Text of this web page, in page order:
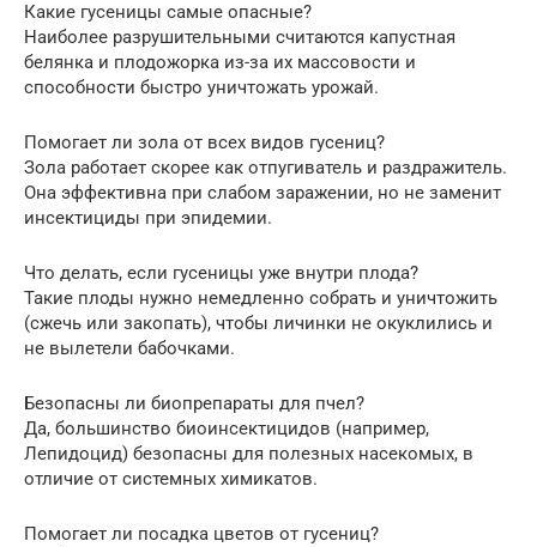
Какие гусеницы самые опасные?
Наиболее разрушительными считаются капустная
белянка и плодожорка из-за их массовости и
способности быстро уничтожать урожай.
Помогает ли зола от всех видов гусениц?
Зола работает скорее как отпугиватель и раздражитель.
Она эффективна при слабом заражении, но не заменит
инсектициды при эпидемии.
Что делать, если гусеницы уже внутри плода?
Такие плоды нужно немедленно собрать и уничтожить
(сжечь или закопать), чтобы личинки не окуклились и
не вылетели бабочками.
Безопасны ли биопрепараты для пчел?
Да, большинство биоинсектицидов (например,
Лепидоцид) безопасны для полезных насекомых, в
отличие от системных химикатов.
Помогает ли посадка цветов от гусениц?